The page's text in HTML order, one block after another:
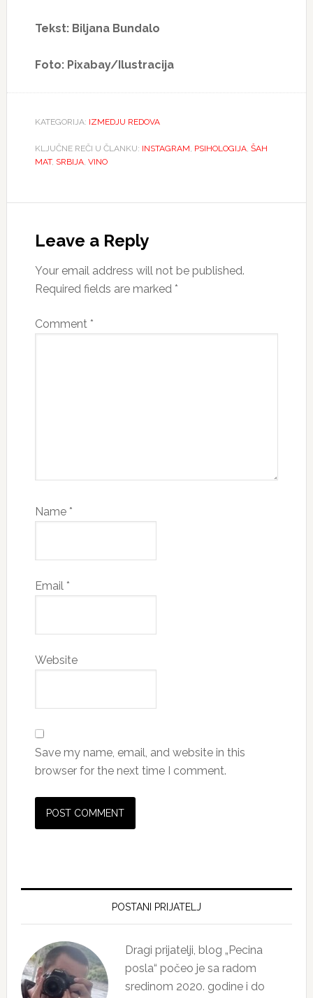
Tekst: Biljana Bundalo
Foto: Pixabay/Ilustracija
KATEGORIJA: IZMEDJU REDOVA
KLJUČNE REČI U ČLANKU: INSTAGRAM, PSIHOLOGIJA, ŠAH
MAT, SRBIJA, VINO
Interactions
Leave a Reply
Your email address will not be published.
Required fields are marked *
Comment *
Name *
Email *
Website
Save my name, email, and website in this
browser for the next time I comment.
Primary
POSTANI PRIJATELJ
Dragi prijatelji, blog „Pecina
posla“ počeo je sa radom
sredinom 2020. godine i do